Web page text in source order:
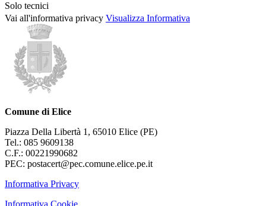
Solo tecnici
Vai all'informativa privacy Visualizza Informativa
Comune di Elice
Piazza Della Libertà 1, 65010 Elice (PE)
Tel.: 085 9609138
C.F.: 00221990682
PEC: postacert@pec.comune.elice.pe.it
Informativa Privacy